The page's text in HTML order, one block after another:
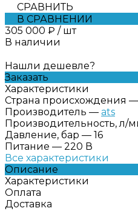
СРАВНИТЬ
В СРАВНЕНИИ
305 000 ₽ / шт
В наличии
Нашли дешевле?
Заказать
Характеристики
Страна происхождения —
Производитель — ats
Производительность, л/
Давление, бар — 16
Питание — 220 В
Все характеристики
Описание
Характеристики
Оплата
Доставка